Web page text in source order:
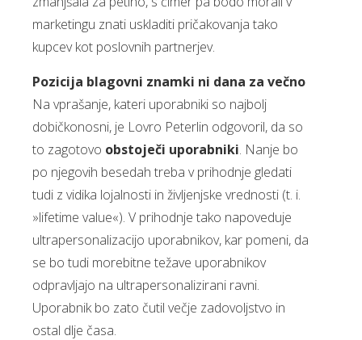
marketingu znati uskladiti pričakovanja tako
kupcev kot poslovnih partnerjev.
Pozicija blagovni znamki ni dana za večno
Na vprašanje, kateri uporabniki so najbolj
dobičkonosni, je Lovro Peterlin odgovoril, da so
to zagotovo obstoječi uporabniki. Nanje bo
po njegovih besedah treba v prihodnje gledati
tudi z vidika lojalnosti in življenjske vrednosti (t. i.
»lifetime value«). V prihodnje tako napoveduje
ultrapersonalizacijo uporabnikov, kar pomeni, da
se bo tudi morebitne težave uporabnikov
odpravljajo na ultrapersonalizirani ravni.
Uporabnik bo zato čutil večje zadovoljstvo in
ostal dlje časa.